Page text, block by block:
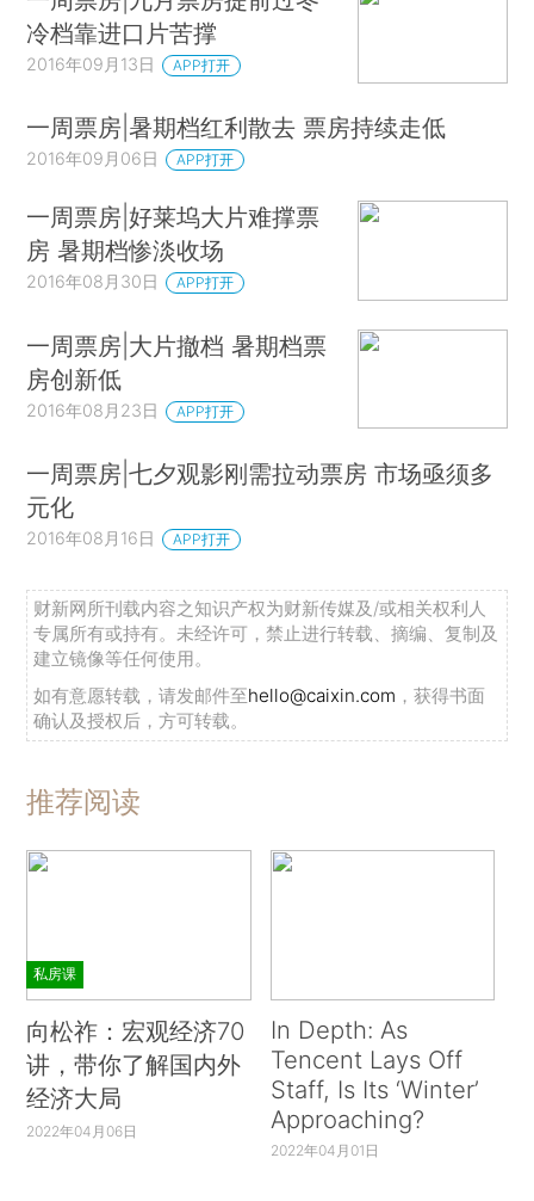
冷档靠进口片苦撑
2016年09月13日 APP打开
一周票房|暑期档红利散去 票房持续走低
2016年09月06日 APP打开
一周票房|好莱坞大片难撑票
房 暑期档惨淡收场
2016年08月30日 APP打开
一周票房|大片撤档 暑期档票
房创新低
2016年08月23日 APP打开
一周票房|七夕观影刚需拉动票房 市场亟须多
元化
2016年08月16日 APP打开
财新网所刊载内容之知识产权为财新传媒及/或相关权利人
专属所有或持有。未经许可，禁止进行转载、摘编、复制及
建立镜像等任何使用。
如有意愿转载，请发邮件至hello@caixin.com ，获得书面
确认及授权后，方可转载。
推荐阅读
私房课
向松祚：宏观经济70
讲，带你了解国内外
经济大局
2022年04月06日
In Depth: As
Tencent Lays Off
Staff, Is Its ‘Winter’
Approaching?
2022年04月01日